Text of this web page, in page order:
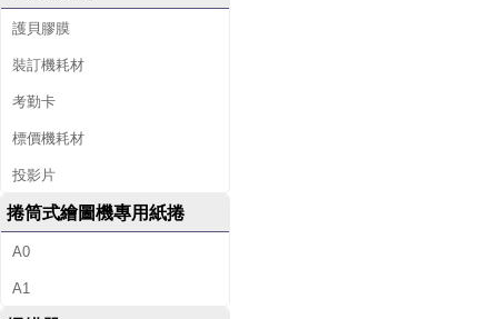
護貝膠膜
裝訂機耗材
考勤卡
標價機耗材
投影片
捲筒式繪圖機專用紙捲
A0
A1